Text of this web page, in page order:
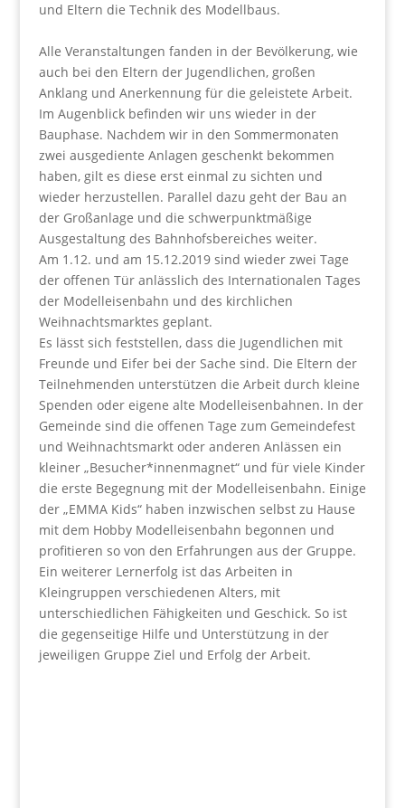
und Eltern die Technik des Modellbaus.
Alle Veranstaltungen fanden in der Bevölkerung, wie
auch bei den Eltern der Jugendlichen, großen
Anklang und Anerkennung für die geleistete Arbeit.
Im Augenblick befinden wir uns wieder in der
Bauphase. Nachdem wir in den Sommermonaten
zwei ausgediente Anlagen geschenkt bekommen
haben, gilt es diese erst einmal zu sichten und
wieder herzustellen. Parallel dazu geht der Bau an
der Großanlage und die schwerpunktmäßige
Ausgestaltung des Bahnhofsbereiches weiter.
Am 1.12. und am 15.12.2019 sind wieder zwei Tage
der offenen Tür anlässlich des Internationalen Tages
der Modelleisenbahn und des kirchlichen
Weihnachtsmarktes geplant.
Es lässt sich feststellen, dass die Jugendlichen mit
Freunde und Eifer bei der Sache sind. Die Eltern der
Teilnehmenden unterstützen die Arbeit durch kleine
Spenden oder eigene alte Modelleisenbahnen. In der
Gemeinde sind die offenen Tage zum Gemeindefest
und Weihnachtsmarkt oder anderen Anlässen ein
kleiner „Besucher*innenmagnet“ und für viele Kinder
die erste Begegnung mit der Modelleisenbahn. Einige
der „EMMA Kids“ haben inzwischen selbst zu Hause
mit dem Hobby Modelleisenbahn begonnen und
profitieren so von den Erfahrungen aus der Gruppe.
Ein weiterer Lernerfolg ist das Arbeiten in
Kleingruppen verschiedenen Alters, mit
unterschiedlichen Fähigkeiten und Geschick. So ist
die gegenseitige Hilfe und Unterstützung in der
jeweiligen Gruppe Ziel und Erfolg der Arbeit.